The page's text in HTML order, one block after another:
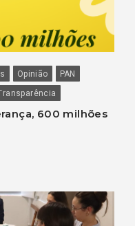
Opinião
PAN
600 milhões